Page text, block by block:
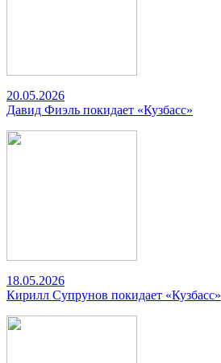
20.05.2026
Давид Фиэль покидает «Кузбасс»
18.05.2026
Кирилл Супрунов покидает «Кузбасс»